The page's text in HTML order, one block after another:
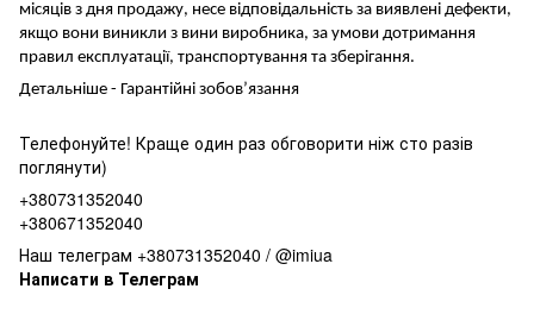
місяців з дня продажу, несе відповідальність за виявлені дефекти,
якщо вони виникли з вини виробника, за умови дотримання
правил експлуатації, транспортування та зберігання.
Детальніше - Гарантійні зобов’язання
Телефонуйте! Краще один раз обговорити ніж сто разів
поглянути)
+380731352040
+380671352040
Наш телеграм +380731352040 / @imiua
Написати в Телеграм